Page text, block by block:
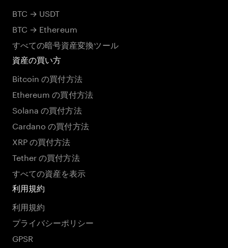
BTC → USDT
BTC → Ethereum
すべての暗号資産変換ツール
資産の買い方
Bitcoin の買付方法
Ethereum の買付方法
Solana の買付方法
Cardano の買付方法
XRP の買付方法
Tether の買付方法
すべての資産を表示
利用規約
利用規約
プライバシーポリシー
GPSR